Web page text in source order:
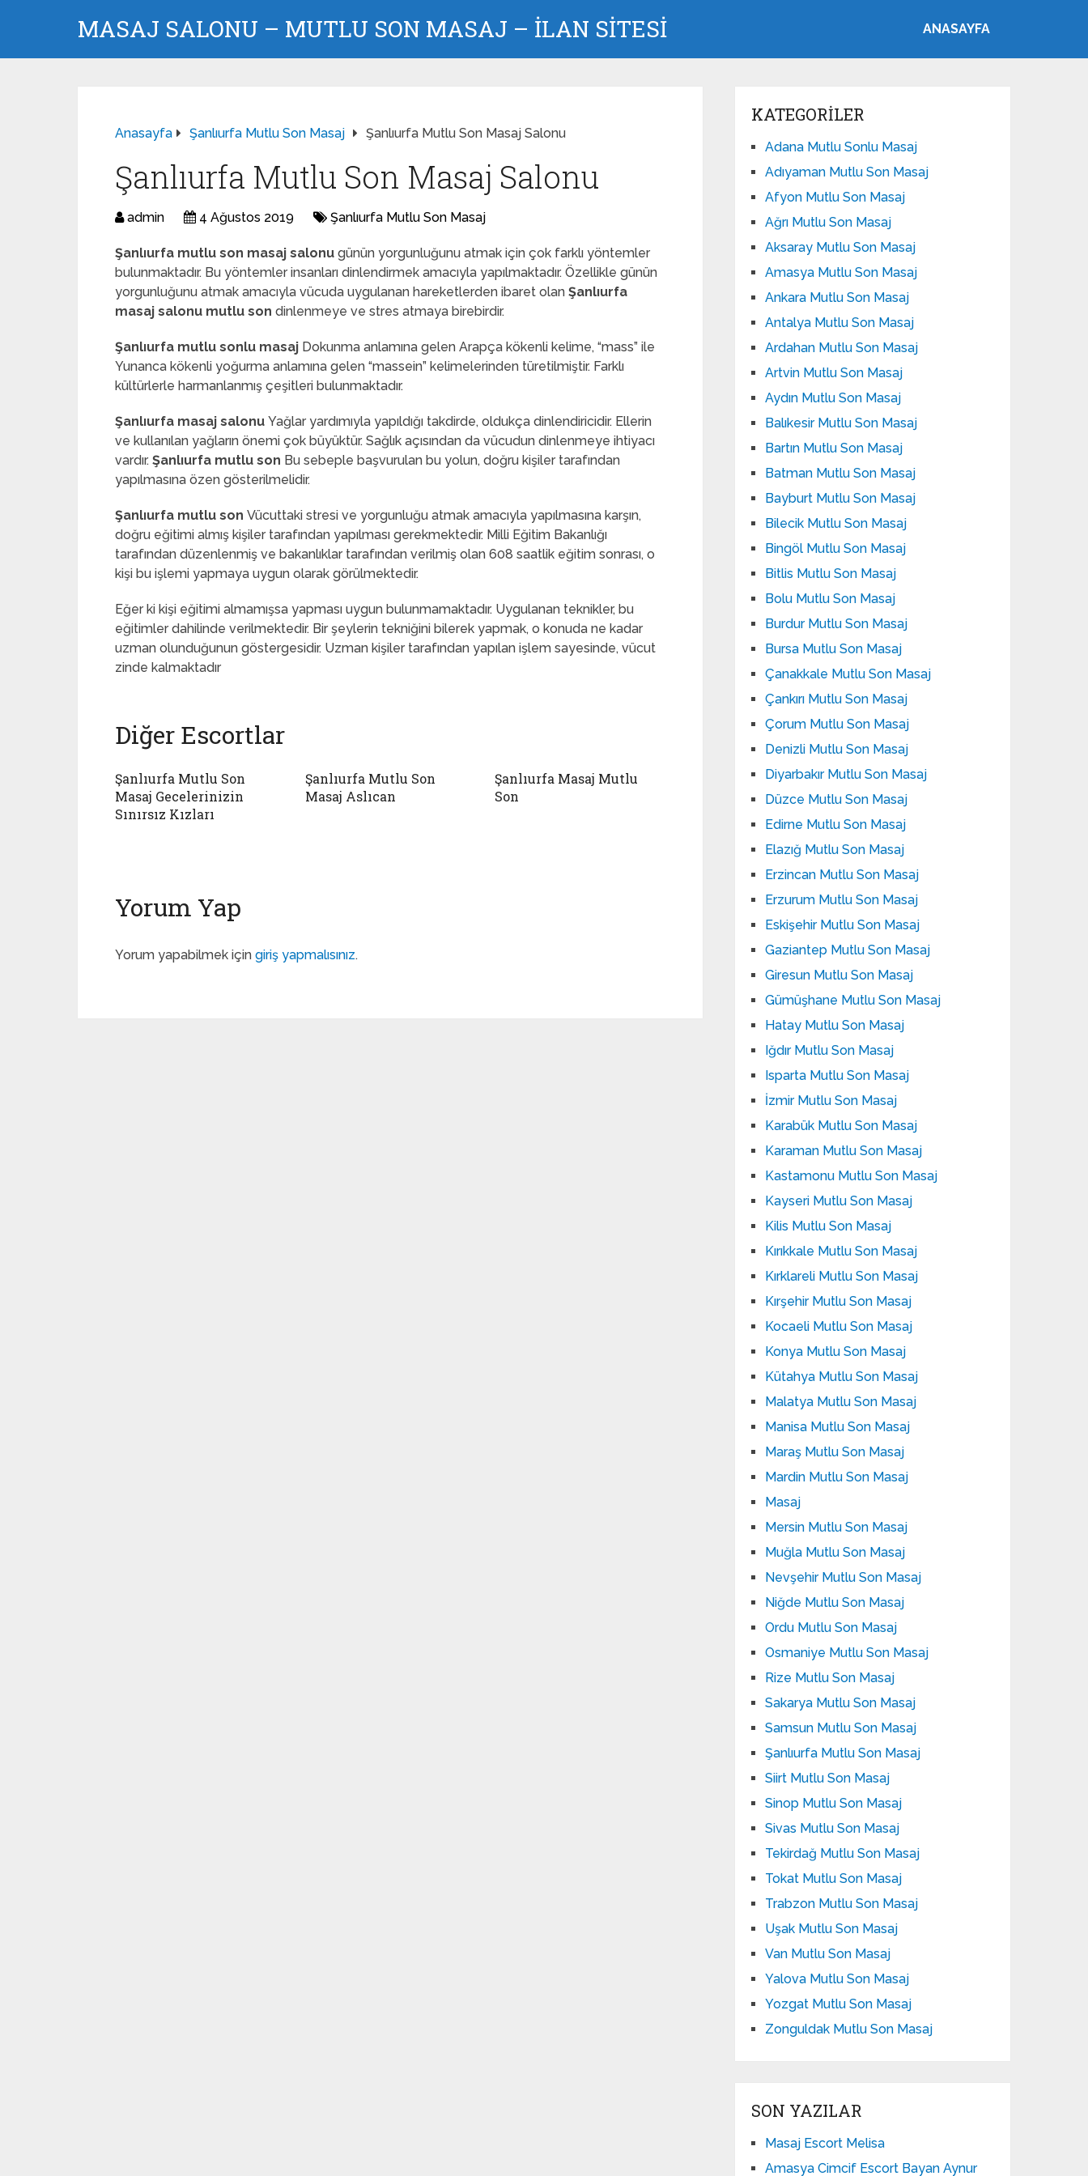
MASAJ SALONU – MUTLU SON MASAJ – İLAN SİTESİ ANASAYFA
Anasayfa Şanlıurfa Mutlu Son Masaj Şanlıurfa Mutlu Son Masaj Salonu
Şanlıurfa Mutlu Son Masaj Salonu
admin 4 Ağustos 2019 Şanlıurfa Mutlu Son Masaj
Şanlıurfa mutlu son masaj salonu günün yorgunluğunu atmak için çok farklı yöntemler
bulunmaktadır. Bu yöntemler insanları dinlendirmek amacıyla yapılmaktadır. Özellikle günün
yorgunluğunu atmak amacıyla vücuda uygulanan hareketlerden ibaret olan Şanlıurfa
masaj salonu mutlu son dinlenmeye ve stres atmaya birebirdir.
Şanlıurfa mutlu sonlu masaj Dokunma anlamına gelen Arapça kökenli kelime, “mass” ile
Yunanca kökenli yoğurma anlamına gelen “massein” kelimelerinden türetilmiştir. Farklı
kültürlerle harmanlanmış çeşitleri bulunmaktadır.
Şanlıurfa masaj salonu Yağlar yardımıyla yapıldığı takdirde, oldukça dinlendiricidir. Ellerin
ve kullanılan yağların önemi çok büyüktür. Sağlık açısından da vücudun dinlenmeye ihtiyacı
vardır. Şanlıurfa mutlu son Bu sebeple başvurulan bu yolun, doğru kişiler tarafından
yapılmasına özen gösterilmelidir.
Şanlıurfa mutlu son Vücuttaki stresi ve yorgunluğu atmak amacıyla yapılmasına karşın,
doğru eğitimi almış kişiler tarafından yapılması gerekmektedir. Milli Eğitim Bakanlığı
tarafından düzenlenmiş ve bakanlıklar tarafından verilmiş olan 608 saatlik eğitim sonrası, o
kişi bu işlemi yapmaya uygun olarak görülmektedir.
Eğer ki kişi eğitimi almamışsa yapması uygun bulunmamaktadır. Uygulanan teknikler, bu
eğitimler dahilinde verilmektedir. Bir şeylerin tekniğini bilerek yapmak, o konuda ne kadar
uzman olunduğunun göstergesidir. Uzman kişiler tarafından yapılan işlem sayesinde, vücut
zinde kalmaktadır
Diğer Escortlar
Şanlıurfa Mutlu Son
Masaj Gecelerinizin
Sınırsız Kızları
Şanlıurfa Mutlu Son
Masaj Aslıcan
Şanlıurfa Masaj Mutlu
Son
Yorum Yap
Yorum yapabilmek için giriş yapmalısınız.
KATEGORILER
Adana Mutlu Sonlu Masaj
Adıyaman Mutlu Son Masaj
Afyon Mutlu Son Masaj
Ağrı Mutlu Son Masaj
Aksaray Mutlu Son Masaj
Amasya Mutlu Son Masaj
Ankara Mutlu Son Masaj
Antalya Mutlu Son Masaj
Ardahan Mutlu Son Masaj
Artvin Mutlu Son Masaj
Aydın Mutlu Son Masaj
Balıkesir Mutlu Son Masaj
Bartın Mutlu Son Masaj
Batman Mutlu Son Masaj
Bayburt Mutlu Son Masaj
Bilecik Mutlu Son Masaj
Bingöl Mutlu Son Masaj
Bitlis Mutlu Son Masaj
Bolu Mutlu Son Masaj
Burdur Mutlu Son Masaj
Bursa Mutlu Son Masaj
Çanakkale Mutlu Son Masaj
Çankırı Mutlu Son Masaj
Çorum Mutlu Son Masaj
Denizli Mutlu Son Masaj
Diyarbakır Mutlu Son Masaj
Düzce Mutlu Son Masaj
Edirne Mutlu Son Masaj
Elazığ Mutlu Son Masaj
Erzincan Mutlu Son Masaj
Erzurum Mutlu Son Masaj
Eskişehir Mutlu Son Masaj
Gaziantep Mutlu Son Masaj
Giresun Mutlu Son Masaj
Gümüşhane Mutlu Son Masaj
Hatay Mutlu Son Masaj
Iğdır Mutlu Son Masaj
Isparta Mutlu Son Masaj
İzmir Mutlu Son Masaj
Karabük Mutlu Son Masaj
Karaman Mutlu Son Masaj
Kastamonu Mutlu Son Masaj
Kayseri Mutlu Son Masaj
Kilis Mutlu Son Masaj
Kırıkkale Mutlu Son Masaj
Kırklareli Mutlu Son Masaj
Kırşehir Mutlu Son Masaj
Kocaeli Mutlu Son Masaj
Konya Mutlu Son Masaj
Kütahya Mutlu Son Masaj
Malatya Mutlu Son Masaj
Manisa Mutlu Son Masaj
Maraş Mutlu Son Masaj
Mardin Mutlu Son Masaj
Masaj
Mersin Mutlu Son Masaj
Muğla Mutlu Son Masaj
Nevşehir Mutlu Son Masaj
Niğde Mutlu Son Masaj
Ordu Mutlu Son Masaj
Osmaniye Mutlu Son Masaj
Rize Mutlu Son Masaj
Sakarya Mutlu Son Masaj
Samsun Mutlu Son Masaj
Şanlıurfa Mutlu Son Masaj
Siirt Mutlu Son Masaj
Sinop Mutlu Son Masaj
Sivas Mutlu Son Masaj
Tekirdağ Mutlu Son Masaj
Tokat Mutlu Son Masaj
Trabzon Mutlu Son Masaj
Uşak Mutlu Son Masaj
Van Mutlu Son Masaj
Yalova Mutlu Son Masaj
Yozgat Mutlu Son Masaj
Zonguldak Mutlu Son Masaj
SON YAZILAR
Masaj Escort Melisa
Amasya Cimcif Escort Bayan Aynur